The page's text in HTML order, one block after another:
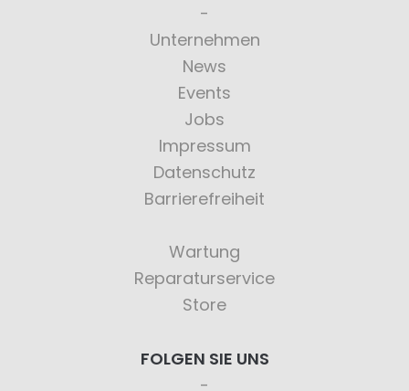
Unternehmen
News
Events
Jobs
Impressum
Datenschutz
Barrierefreiheit
Wartung
Reparaturservice
Store
FOLGEN SIE UNS